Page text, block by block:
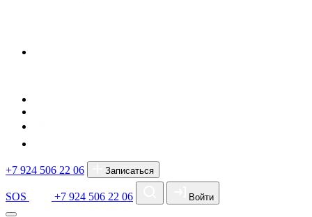
+7 924 506 22 06 Записаться
SOS +7 924 506 22 06 Войти